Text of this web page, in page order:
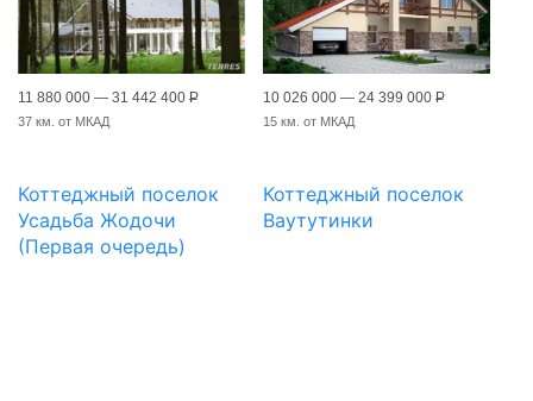
11 880 000 — 31 442 400 Р
37 км. от МКАД
Коттеджный поселок
Усадьба Жодочи
(Первая очередь)
10 026 000 — 24 399 000 Р
15 км. от МКАД
Коттеджный поселок
Ваутутинки